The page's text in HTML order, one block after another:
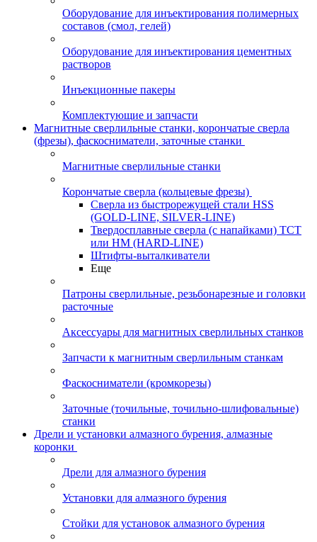
Оборудование для инъектирования полимерных
составов (смол, гелей)
Оборудование для инъектирования цементных
растворов
Инъекционные пакеры
Комплектующие и запчасти
Магнитные сверлильные станки, корончатые сверла
(фрезы), фаскосниматели, заточные станки
Магнитные сверлильные станки
Корончатые сверла (кольцевые фрезы)
Сверла из быстрорежущей стали HSS
(GOLD-LINE, SILVER-LINE)
Твердосплавные сверла (с напайками) ТСТ
или HM (HARD-LINE)
Штифты-выталкиватели
Еще
Патроны сверлильные, резьбонарезные и головки
расточные
Аксессуары для магнитных сверлильных станков
Запчасти к магнитным сверлильным станкам
Фаскосниматели (кромкорезы)
Заточные (точильные, точильно-шлифовальные)
станки
Дрели и установки алмазного бурения, алмазные
коронки
Дрели для алмазного бурения
Установки для алмазного бурения
Стойки для установок алмазного бурения